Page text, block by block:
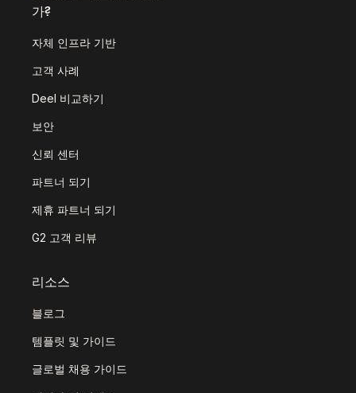
가?
자체 인프라 기반
고객 사례
Deel 비교하기
보안
신뢰 센터
파트너 되기
제휴 파트너 되기
G2 고객 리뷰
리소스
블로그
템플릿 및 가이드
글로벌 채용 가이드